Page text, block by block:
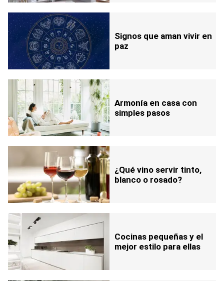
Signos que aman vivir en
paz
Armonía en casa con
simples pasos
¿Qué vino servir tinto,
blanco o rosado?
Cocinas pequeñas y el
mejor estilo para ellas